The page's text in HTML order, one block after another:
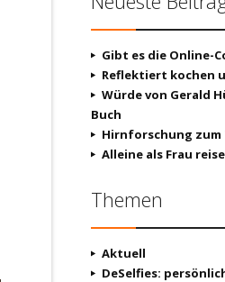
Gibt es die Online-
Reflektiert kochen
Würde von Gerald
Buch
Hirnforschung zum
Alleine als Frau
Themen
Aktuell
DeSelfies: